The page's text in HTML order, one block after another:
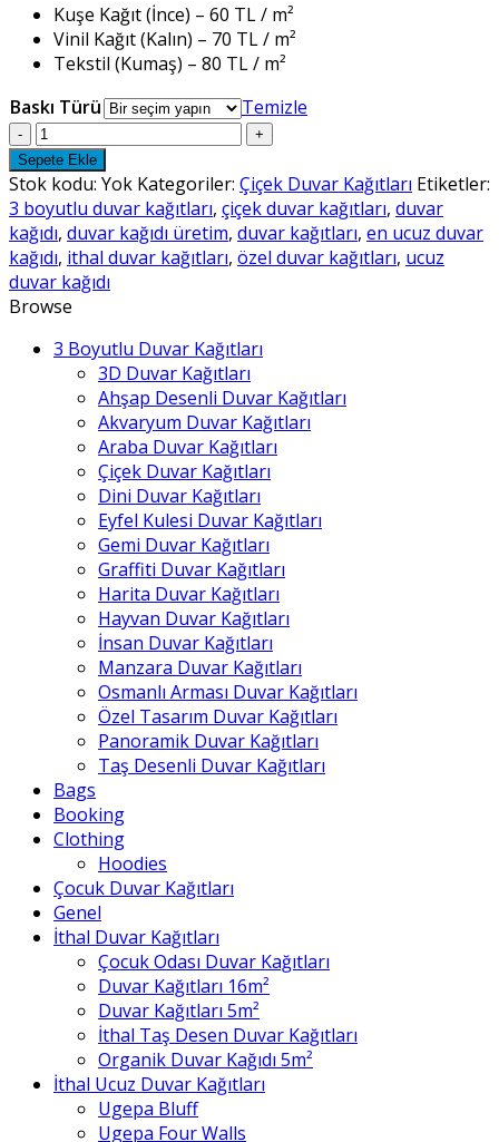
Kuşe Kağıt (İnce) – 60 TL / m²
Vinil Kağıt (Kalın) – 70 TL / m²
Tekstil (Kumaş) – 80 TL / m²
Baskı Türü
Temizle
Çiçek
Duvar
Kağıtları
-
27
adet
Sepete Ekle
Stok kodu: Yok Kategoriler: Çiçek Duvar Kağıtları Etiketler:
3 boyutlu duvar kağıtları, çiçek duvar kağıtları, duvar
kağıdı, duvar kağıdı üretim, duvar kağıtları, en ucuz duvar
kağıdı, ithal duvar kağıtları, özel duvar kağıtları, ucuz
duvar kağıdı
Browse
3 Boyutlu Duvar Kağıtları
3D Duvar Kağıtları
Ahşap Desenli Duvar Kağıtları
Akvaryum Duvar Kağıtları
Araba Duvar Kağıtları
Çiçek Duvar Kağıtları
Dini Duvar Kağıtları
Eyfel Kulesi Duvar Kağıtları
Gemi Duvar Kağıtları
Graffiti Duvar Kağıtları
Harita Duvar Kağıtları
Hayvan Duvar Kağıtları
İnsan Duvar Kağıtları
Manzara Duvar Kağıtları
Osmanlı Arması Duvar Kağıtları
Özel Tasarım Duvar Kağıtları
Panoramik Duvar Kağıtları
Taş Desenli Duvar Kağıtları
Bags
Booking
Clothing
Hoodies
Çocuk Duvar Kağıtları
Genel
İthal Duvar Kağıtları
Çocuk Odası Duvar Kağıtları
Duvar Kağıtları 16m²
Duvar Kağıtları 5m²
İthal Taş Desen Duvar Kağıtları
Organik Duvar Kağıdı 5m²
İthal Ucuz Duvar Kağıtları
Ugepa Bluff
Ugepa Four Walls